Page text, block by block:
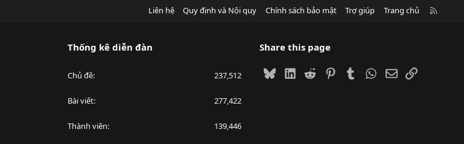
Liên hệ Quy định và Nội quy Chính sách bảo mật Trợ giúp Trang chủ
Thống kê diễn đàn
Chủ đề 237,512
Bài viết 277,422
Thành viên 139,446
Share this page
BlueskyLinkedIn
Reddit PinterestTumblrWhatsApp
EmailLink